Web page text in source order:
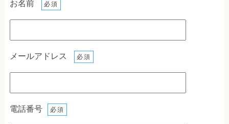
お名前 必須
メールアドレス 必須
電話番号 必須